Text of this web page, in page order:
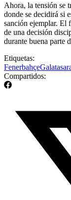
Ahora, la tensión se
donde se decidirá si
sanción ejemplar. El
de una decisión
durante buena parte
Etiquetas:
Fenerbahçe
Compartidos: